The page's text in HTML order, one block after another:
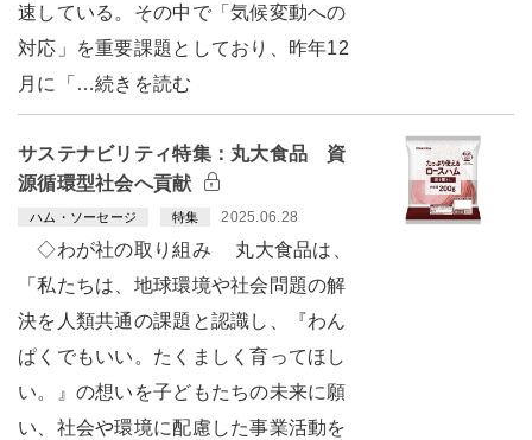
速している。その中で「気候変動への
対応」を重要課題としており、昨年12
月に「…続きを読む
サステナビリティ特集：丸大食品 資
源循環型社会へ貢献
ハム・ソーセージ 特集 2025.06.28
◇わが社の取り組み 丸大食品は、
「私たちは、地球環境や社会問題の解
決を人類共通の課題と認識し、『わん
ぱくでもいい。たくましく育ってほし
い。』の想いを子どもたちの未来に願
い、社会や環境に配慮した事業活動を